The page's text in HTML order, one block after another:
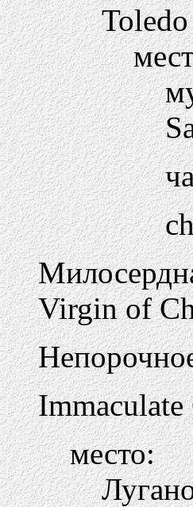
Toledo
Virgin of
место: